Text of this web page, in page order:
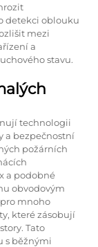
detekci oblouku
mezi
a
stavu.
technologii
a bezpečnostní
požárních
a podobné
obvodovým
mnoho
které zásobují
Tato
s běžnými